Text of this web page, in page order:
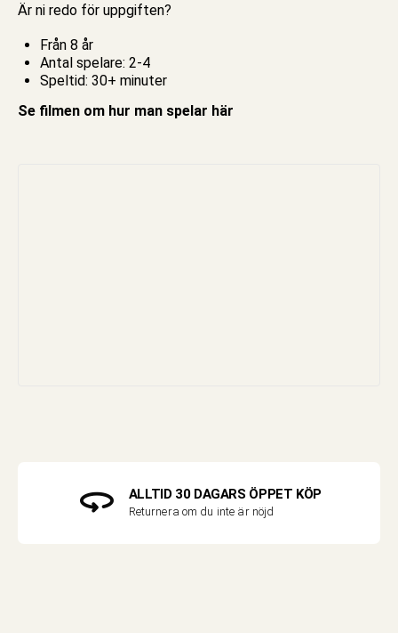
Är ni redo för uppgiften?
Från 8 år
Antal spelare: 2-4
Speltid: 30+ minuter
Se filmen om hur man spelar här
ALLTID 30 DAGARS ÖPPET KÖP
Returnera om du inte är nöjd